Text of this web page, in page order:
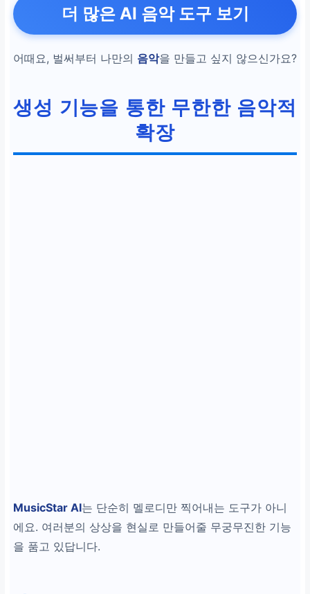
35개 이상의 장르및
빠른음악 창작
가의 장비 불필요
더 많은 AI 음악 도구 보기
어때요, 벌써부터 나만의 음악을 만들고 싶지 않으신가요?
생성 기능을 통한 무한한 음악적
확장
MusicStar AI는 단순히 멜로디만 찍어내는 도구가 아니
에요. 여러분의 상상을 현실로 만들어줄 무궁무진한 기능
을 품고 있답니다.